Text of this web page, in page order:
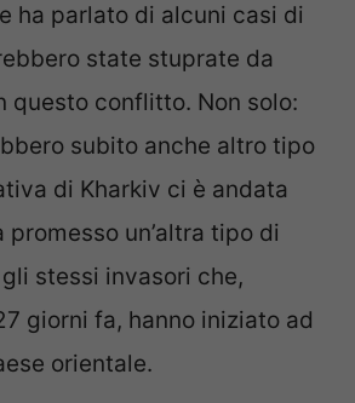
ha parlato di alcuni casi di
state stuprate da
questo conflitto. Non solo:
subito anche altro tipo
di Kharkiv ci è andata
promesso un’altra tipo di
stessi invasori che,
giorni fa, hanno iniziato ad
orientale.